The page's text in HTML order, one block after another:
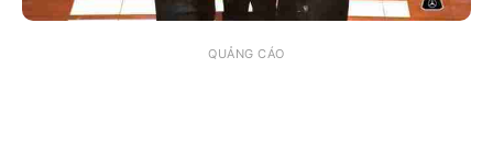
QUẢNG CÁO